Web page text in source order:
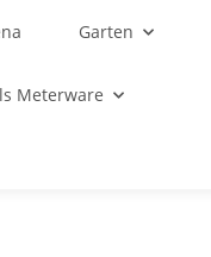
Garten
Meterware